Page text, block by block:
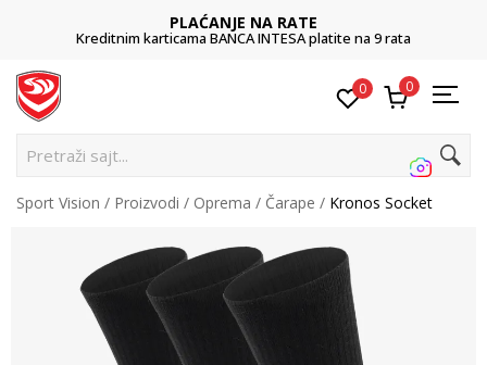
PLAĆANJE NA RATE
Kreditnim karticama BANCA INTESA platite na 9 rata
0 0
Pretraži sajt...
Sport Vision Proizvodi Oprema Čarape Kronos Socket